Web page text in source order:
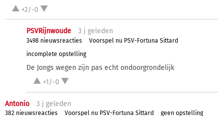
+2/-0
PSVRijnwoude 3 j geleden
3498 nieuwsreacties
Voorspel nu PSV-Fortuna Sittard
incomplete opstelling
De Jongs wegen zijn pas echt ondoorgrondelijk
+1/-0
Antonio 3 j geleden
382 nieuwsreacties Voorspel nu PSV-Fortuna Sittard geen opstelling